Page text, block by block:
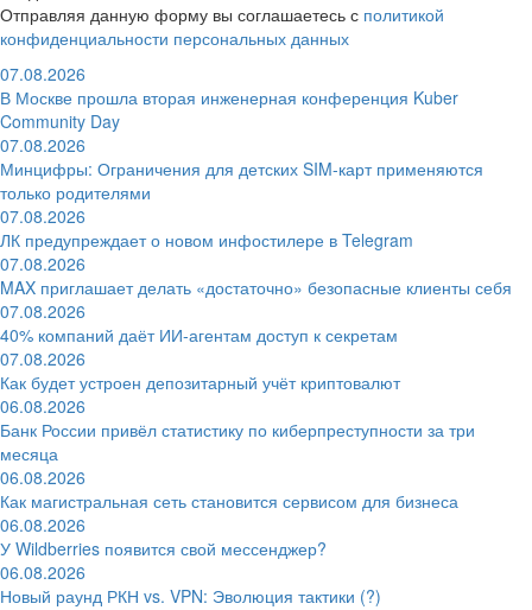
Отправляя данную форму вы соглашаетесь с политикой
конфиденциальности персональных данных
07.08.2026
В Москве прошла вторая инженерная конференция Kuber
Community Day
07.08.2026
Минцифры: Ограничения для детских SIM-карт применяются
только родителями
07.08.2026
ЛК предупреждает о новом инфостилере в Telegram
07.08.2026
MAX приглашает делать «достаточно» безопасные клиенты себя
07.08.2026
40% компаний даёт ИИ‑агентам доступ к секретам
07.08.2026
Как будет устроен депозитарный учёт криптовалют
06.08.2026
Банк России привёл статистику по киберпреступности за три
месяца
06.08.2026
Как магистральная сеть становится сервисом для бизнеса
06.08.2026
У Wildberries появится свой мессенджер?
06.08.2026
Новый раунд РКН vs. VPN: Эволюция тактики (?)